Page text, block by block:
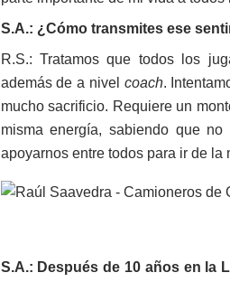
S.A.: ¿Cómo transmites ese
R.S.: Tratamos que todos los
además de a nivel coach.
mucho sacrificio. Requiere un
misma energía, sabiendo que
apoyarnos entre todos para ir de
S.A.: Después de 10 años en la